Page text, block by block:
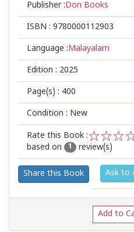
Publisher :Don Books
ISBN : 9780000112903
Language :Malayalam
Edition : 2025
Page(s) : 400
Condition : New
Rate this Book :
2
1
based on
1 review(s)
Share this Book Ask to
Add to